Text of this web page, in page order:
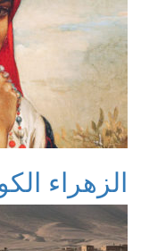
الزهراء